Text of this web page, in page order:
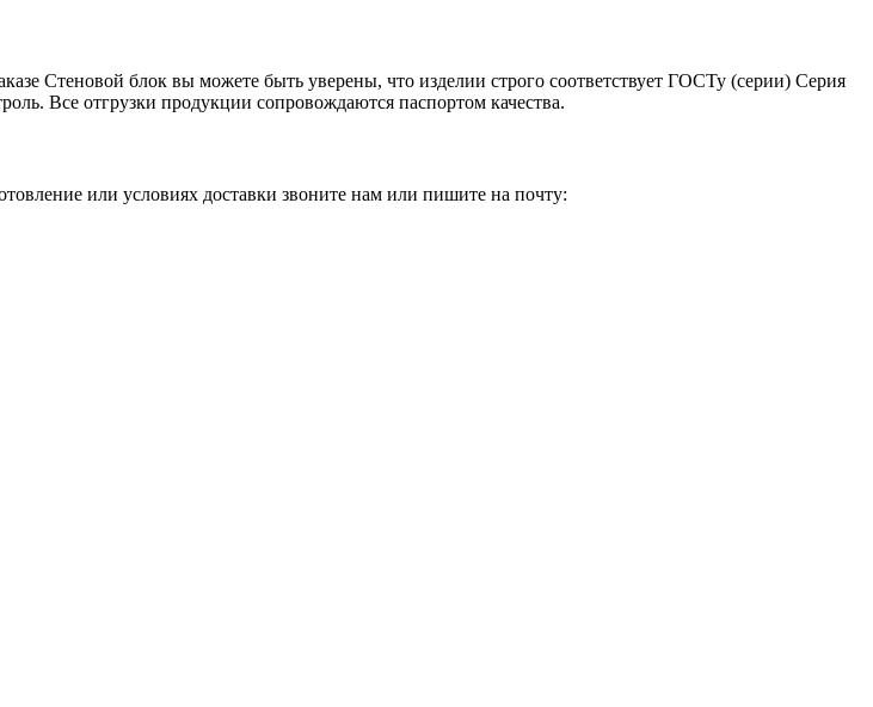
Стеновой блок вы можете быть уверены, что изделии строго соответствует ГОСТу (серии) Серия
Все отгрузки продукции сопровождаются паспортом качества.
или условиях доставки звоните нам или пишите на почту: